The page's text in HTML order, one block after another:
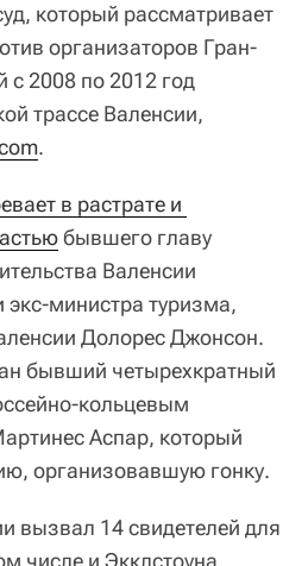
который рассматривает
организаторов Гран-
с 2008 по 2012 год
трассе Валенсии,
.
в растрате и
бывшего главу
Валенсии
министра туризма,
Долорес Джонсон.
бывший четырехкратный
кольцевым
Аспар, который
организовавшую гонку.
вызвал 14 свидетелей для